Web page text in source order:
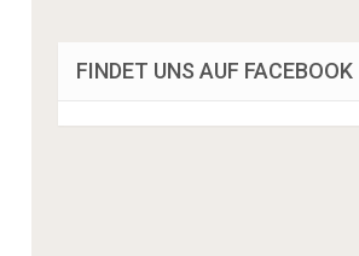
FINDET UNS AUF FACEBOOK